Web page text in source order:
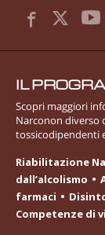
IL
Scopri maggiori
Narconon diverso
tossicodipendenti
Riabilitazione
dall’alcolismo
farmaci
Competenze di